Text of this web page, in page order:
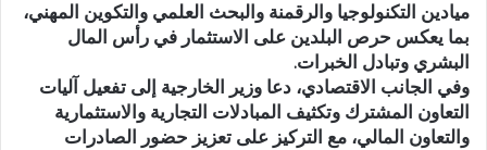
ميادين التكنولوجيا والرقمنة والبحث العلمي والتكوين المهني،
بما يعكس حرص البلدين على الاستثمار في رأس المال
البشري وتبادل الخبرات.
وفي الجانب الاقتصادي، دعا وزير الخارجية إلى تفعيل آليات
التعاون المشترك وتكثيف المبادلات التجارية والاستثمارية
والتعاون المالي، مع التركيز على تعزيز حضور الصادرات